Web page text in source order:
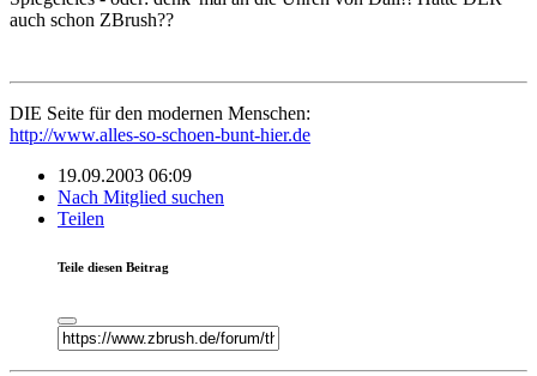
auch schon ZBrush??
DIE Seite für den modernen Menschen:
http://www.alles-so-schoen-bunt-hier.de
19.09.2003 06:09
Nach Mitglied suchen
Teilen
Teile diesen Beitrag